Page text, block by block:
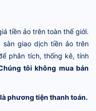
tiền ảo trên toàn thế giới.
giao dịch tiền ảo trên
phân tích, thống kê, tính
tôi không mua bán
phương tiện thanh toán.